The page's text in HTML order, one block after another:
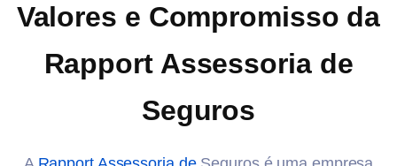
Valores e Compromisso da
Rapport Assessoria de
Seguros